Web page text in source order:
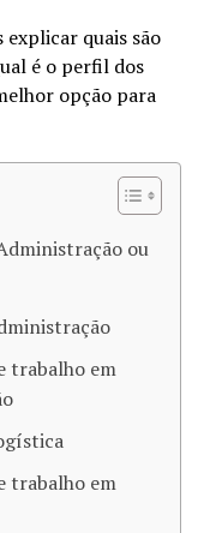
quais são
é o perfil dos
opção para
ou
trabalho em
trabalho em